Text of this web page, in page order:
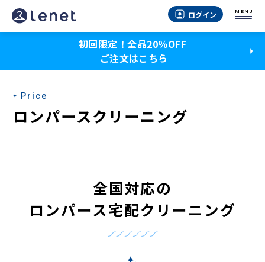
ログイン MENU
初回限定！全品20％OFF
ご注文はこちら
Price
ロンパースクリーニング
全国対応の
ロンパース宅配クリーニング